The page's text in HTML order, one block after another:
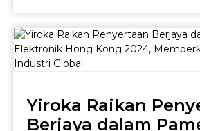
Yiroka Raikan
Berjaya dalam